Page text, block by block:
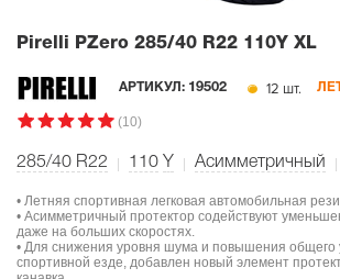
Pirelli PZero 285/40 R22 110Y XL
АРТИКУЛ: 19502 12 шт.
(10)
285/40 R22 110 Y Асимметричный
• Летняя спортивная легковая автомобильная
• Асимметричный протектор содействуют
даже на больших скоростях.
• Для снижения уровня шума и повышения общего
спортивной езде, добавлен новый элемент